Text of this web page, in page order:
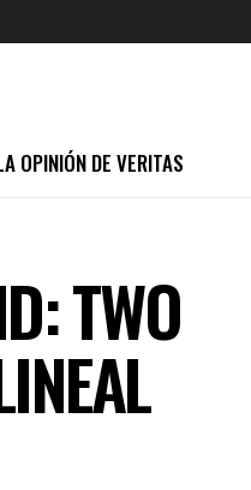
OPINIÓN DE VERITAS
TWO